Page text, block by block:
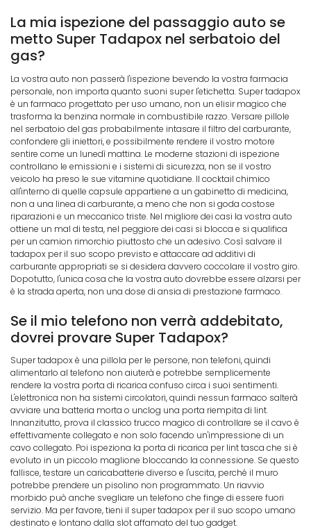
La mia ispezione del passaggio auto se
metto Super Tadapox nel serbatoio del
gas?
La vostra auto non passerà l'ispezione bevendo la vostra farmacia
personale, non importa quanto suoni super l'etichetta. Super tadapox
è un farmaco progettato per uso umano, non un elisir magico che
trasforma la benzina normale in combustibile razzo. Versare pillole
nel serbatoio del gas probabilmente intasare il filtro del carburante,
confondere gli iniettori, e possibilmente rendere il vostro motore
sentire come un lunedì mattina. Le moderne stazioni di ispezione
controllano le emissioni e i sistemi di sicurezza, non se il vostro
veicolo ha preso le sue vitamine quotidiane. Il cocktail chimico
all'interno di quelle capsule appartiene a un gabinetto di medicina,
non a una linea di carburante, a meno che non si goda costose
riparazioni e un meccanico triste. Nel migliore dei casi la vostra auto
ottiene un mal di testa, nel peggiore dei casi si blocca e si qualifica
per un camion rimorchio piuttosto che un adesivo. Così salvare il
tadapox per il suo scopo previsto e attaccare ad additivi di
carburante appropriati se si desidera davvero coccolare il vostro giro.
Dopotutto, l'unica cosa che la vostra auto dovrebbe essere alzarsi per
è la strada aperta, non una dose di ansia di prestazione farmaco.
Se il mio telefono non verrà addebitato,
dovrei provare Super Tadapox?
Super tadapox è una pillola per le persone, non telefoni, quindi
alimentarlo al telefono non aiuterà e potrebbe semplicemente
rendere la vostra porta di ricarica confuso circa i suoi sentimenti.
L'elettronica non ha sistemi circolatori, quindi nessun farmaco salterà
avviare una batteria morta o unclog una porta riempita di lint.
Innanzitutto, prova il classico trucco magico di controllare se il cavo è
effettivamente collegato e non solo facendo un'impressione di un
cavo collegato. Poi ispeziona la porta di ricarica per lint tasca che si è
evoluto in un piccolo maglione bloccando la connessione. Se questo
fallisce, testare un caricabatterie diverso e l'uscita, perché il muro
potrebbe prendere un pisolino non programmato. Un riavvio
morbido può anche svegliare un telefono che finge di essere fuori
servizio. Ma per favore, tieni il super tadapox per il suo scopo umano
destinato e lontano dalla slot affamato del tuo gadget.